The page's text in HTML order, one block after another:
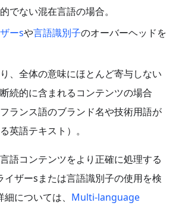
でない混在言語の場合。
ーsや言語識別子のオーバーヘッドを
、全体の意味にほとんど寄与しない
続的に含まれるコンテンツの場合
フランス語のブランド名や技術用語が
英語テキスト）。
語コンテンツをより正確に処理する
イザーsまたは言語識別子の使用を検
については、 Multi-language